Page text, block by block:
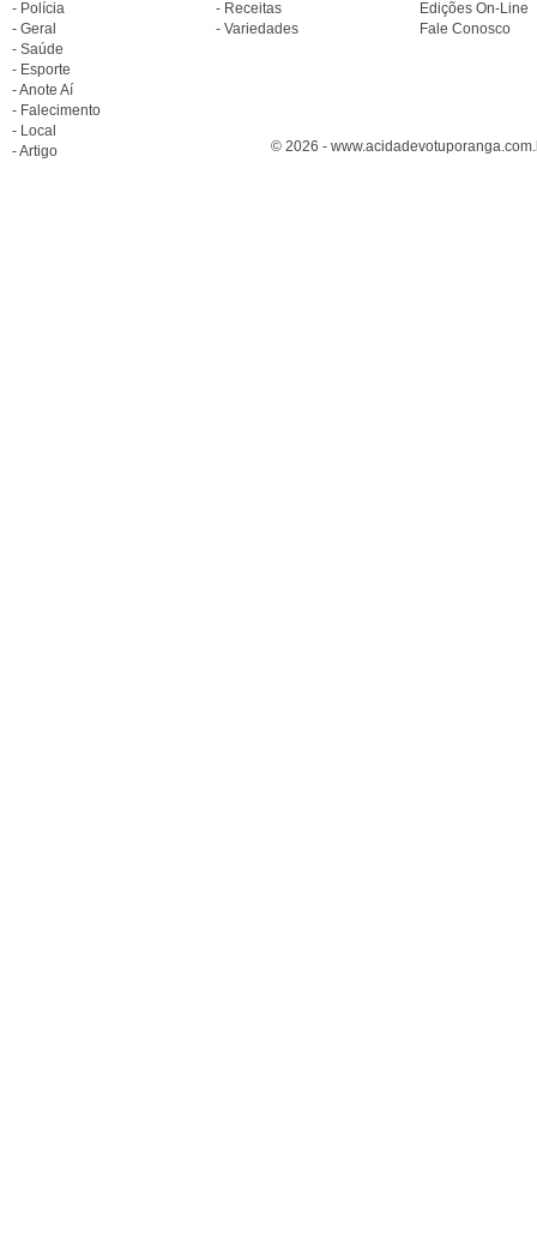
- Polícia
- Geral
- Saúde
- Esporte
- Anote Aí
- Falecimento
- Local
- Artigo
- Receitas
- Variedades
Edições On-Line
Fale Conosco
© 2026 -